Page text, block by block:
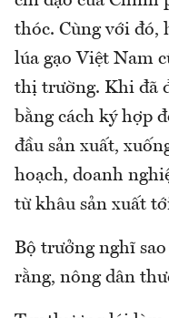
thóc. Cùng với đó,
lúa gạo Việt Nam
thị trường. Khi đã
bằng cách ký hợp
đầu sản xuất,
hoạch, doanh
từ khâu sản xuất
Bộ trưởng nghĩ
rằng, nông dân